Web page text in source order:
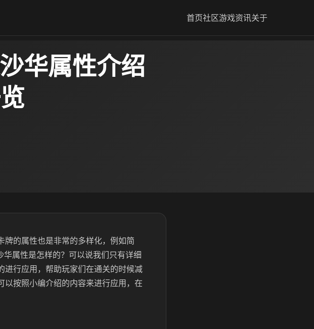
首页社区游戏资讯关于
华属性介绍
牌的属性也是非常的多样化，例如简
属性是怎样的？可以说我们只有详细
进行应用，帮助玩家们在通关的时候减
以按照小编介绍的内容来进行应用，在